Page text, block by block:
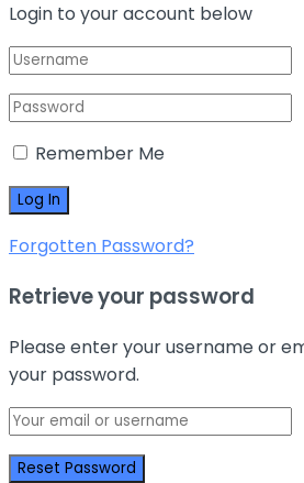
Login to your account below
Remember Me
Forgotten Password?
Retrieve your password
Please enter your username or
your password.